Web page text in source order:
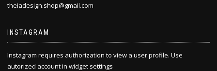
theiadesign.shop@gmail.com
INSTAGRAM
Instagram requires authorization to view a user profile. Use
autorized account in widget settings